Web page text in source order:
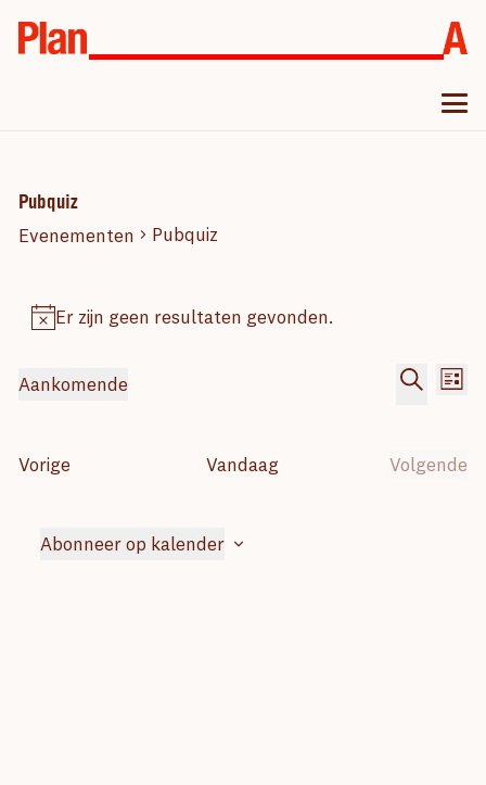
Pubquiz
Evenementen Pubquiz
Evenementen
Bericht
Er zijn geen resultaten gevonden.
en
Lijst
Aankomende
datum.
Vorige Vandaag
Volgende
Abonneer op kalender